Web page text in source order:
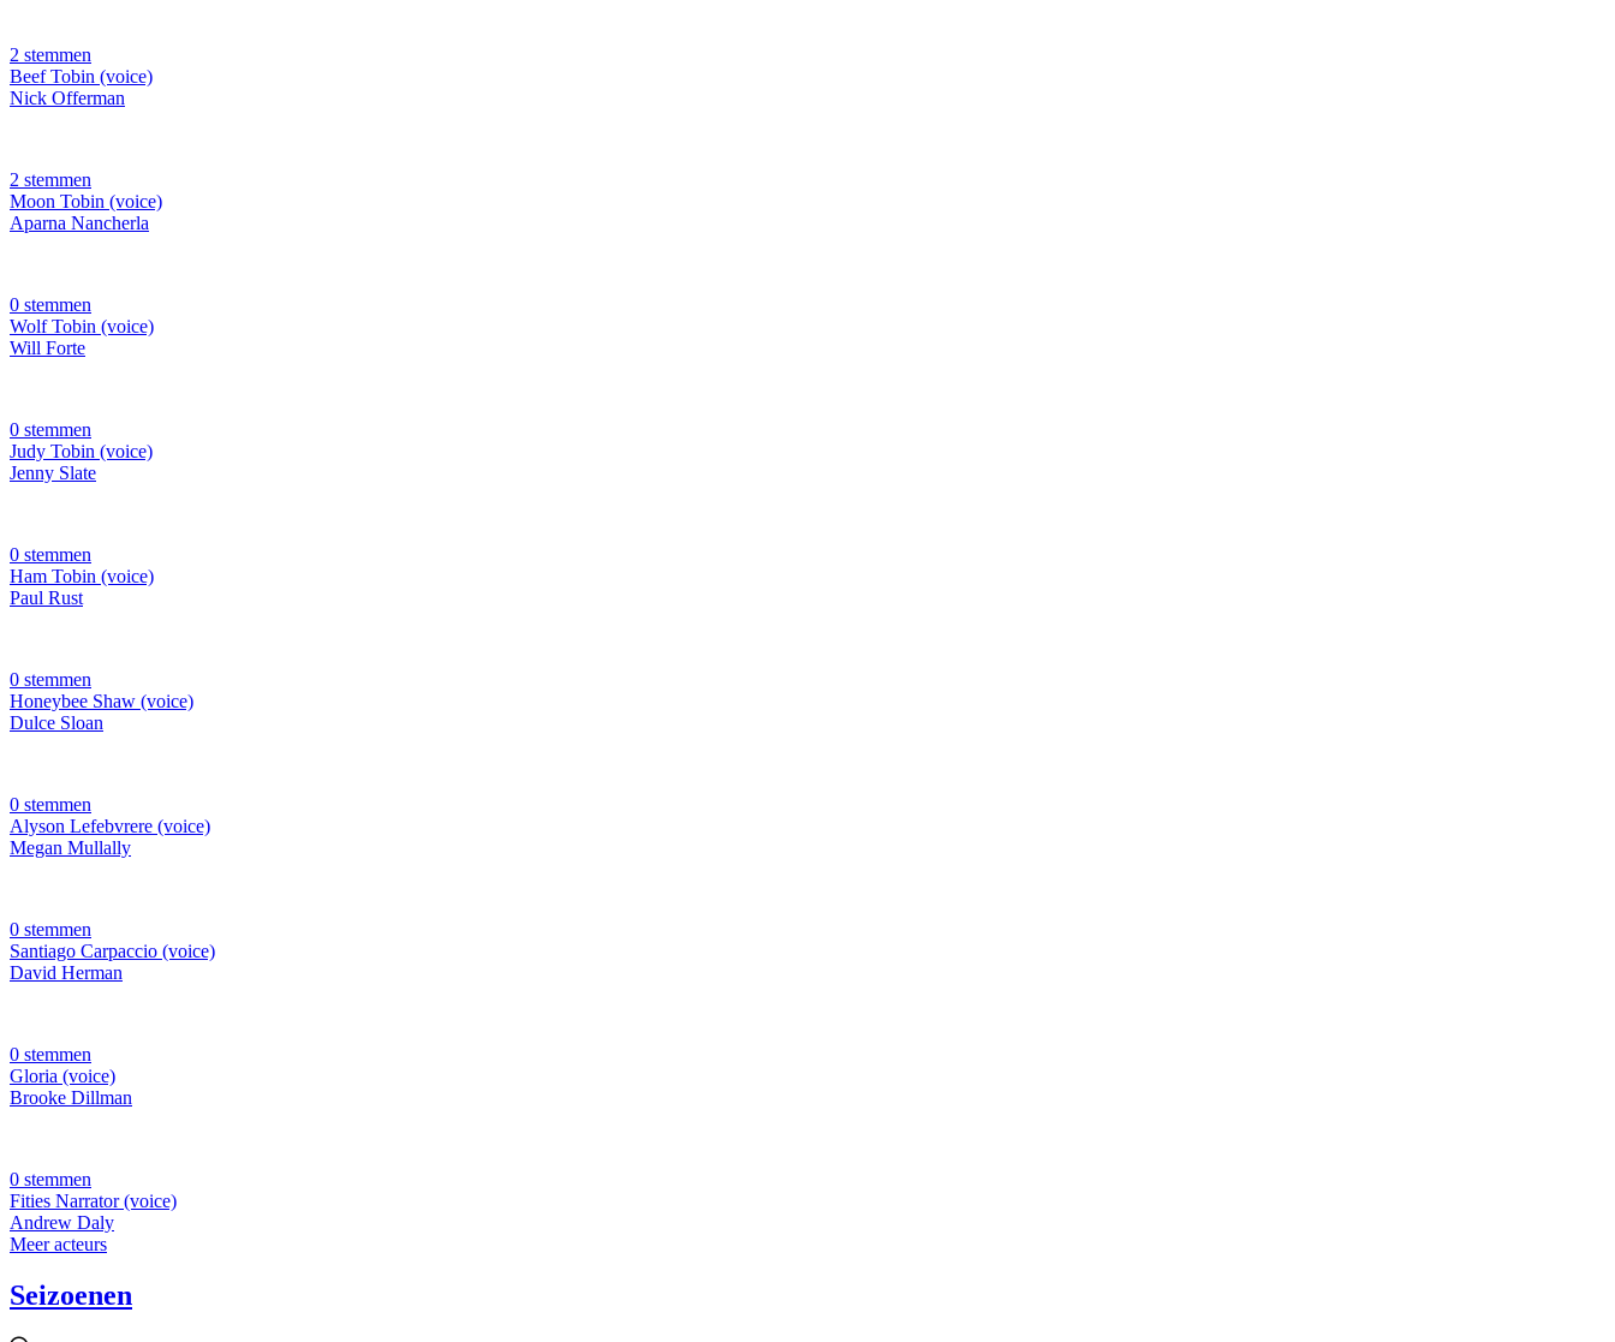
2 stemmen
Beef Tobin (voice)
Nick Offerman
2 stemmen
Moon Tobin (voice)
Aparna Nancherla
0 stemmen
Wolf Tobin (voice)
Will Forte
0 stemmen
Judy Tobin (voice)
Jenny Slate
0 stemmen
Ham Tobin (voice)
Paul Rust
0 stemmen
Honeybee Shaw (voice)
Dulce Sloan
0 stemmen
Alyson Lefebvrere (voice)
Megan Mullally
0 stemmen
Santiago Carpaccio (voice)
David Herman
0 stemmen
Gloria (voice)
Brooke Dillman
0 stemmen
Fities Narrator (voice)
Andrew Daly
Meer acteurs
Seizoenen